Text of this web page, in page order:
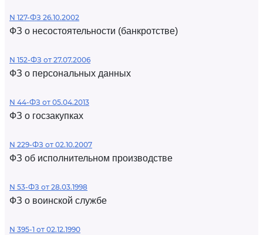
N 127-ФЗ 26.10.2002
ФЗ о несостоятельности (банкротстве)
N 152-ФЗ от 27.07.2006
ФЗ о персональных данных
N 44-ФЗ от 05.04.2013
ФЗ о госзакупках
N 229-ФЗ от 02.10.2007
ФЗ об исполнительном производстве
N 53-ФЗ от 28.03.1998
ФЗ о воинской службе
N 395-1 от 02.12.1990